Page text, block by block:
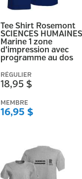
Tee Shirt Rosemont
SCIENCES HUMAINES
Marine 1 zone
d’impression avec
programme au dos
RÉGULIER
18,95 $
MEMBRE
16,95 $